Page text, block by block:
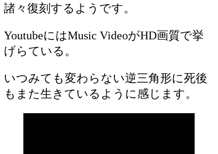
諸々復刻するようです。
YoutubeにはMusic VideoがHD画質で挙
げらている。
いつみても変わらない逆三角形に死後
もまた生きているように感じます。